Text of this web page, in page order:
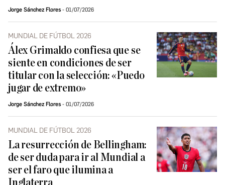
Jorge Sánchez Flores 01/07/2026
MUNDIAL DE FÚTBOL 2026
Álex Grimaldo confiesa que se
siente en condiciones de ser
titular con la selección: «Puedo
jugar de extremo»
Jorge Sánchez Flores 01/07/2026
MUNDIAL DE FÚTBOL 2026
La resurrección de Bellingham:
de ser duda para ir al Mundial a
ser el faro que ilumina a